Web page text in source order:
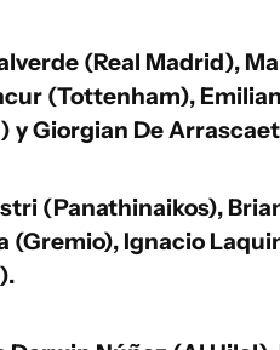
(Real Madrid),
(Tottenham),
y Giorgian De
(Panathinaikos),
(Gremio), Ignacio